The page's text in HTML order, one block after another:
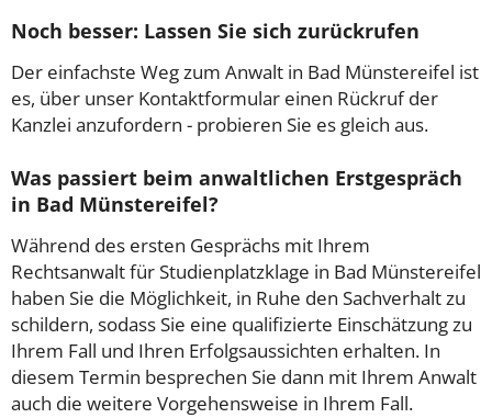
Noch besser: Lassen Sie sich zurückrufen
Der einfachste Weg zum Anwalt in Bad Münstereifel ist
es, über unser Kontaktformular einen Rückruf der
Kanzlei anzufordern - probieren Sie es gleich aus.
Was passiert beim anwaltlichen Erstgespräch
in Bad Münstereifel?
Während des ersten Gesprächs mit Ihrem
Rechtsanwalt für Studienplatzklage in Bad Münstereifel
haben Sie die Möglichkeit, in Ruhe den Sachverhalt zu
schildern, sodass Sie eine qualifizierte Einschätzung zu
Ihrem Fall und Ihren Erfolgsaussichten erhalten. In
diesem Termin besprechen Sie dann mit Ihrem Anwalt
auch die weitere Vorgehensweise in Ihrem Fall.